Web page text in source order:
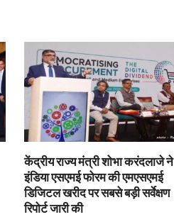
dI
केंद्रीय राज्य मंत्री शोभा करंदलाजे ने
इंडिया एसएमई फोरम की एमएसएमई
डिजिटल खरीद पर सबसे बड़ी सर्वेक्षण
रिपोर्ट जारी की